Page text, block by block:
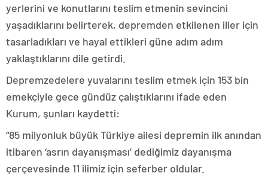
yerlerini ve konutlarını teslim etmenin sevincini
yaşadıklarını belirterek, depremden etkilenen iller için
tasarladıkları ve hayal ettikleri güne adım adım
yaklaştıklarını dile getirdi.
Depremzedelere yuvalarını teslim etmek için 153 bin
emekçiyle gece gündüz çalıştıklarını ifade eden
Kurum, şunları kaydetti:
“85 milyonluk büyük Türkiye ailesi depremin ilk anından
itibaren ‘asrın dayanışması’ dediğimiz dayanışma
çerçevesinde 11 ilimiz için seferber oldular.